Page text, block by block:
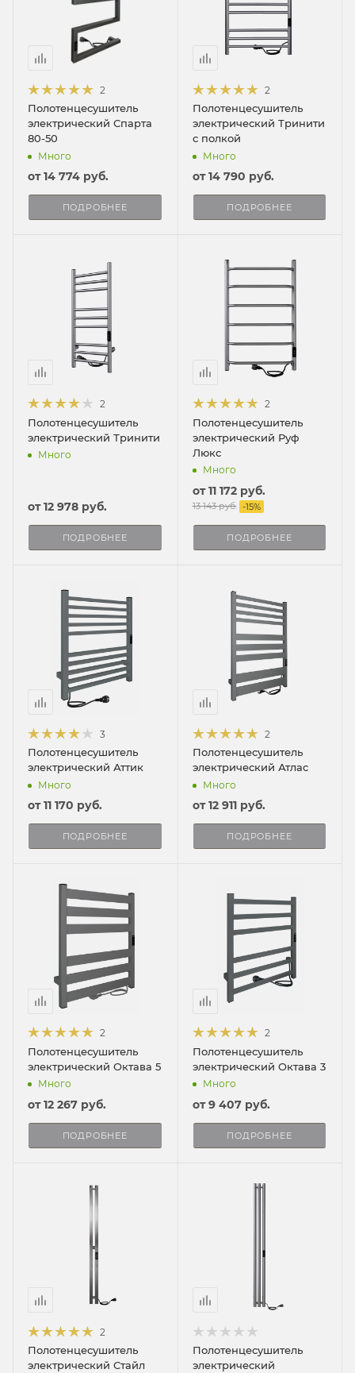
2
Полотенцесушитель
электрический Спарта
80-50
Много
от14 774 руб.
ПОДРОБНЕЕ
2
Полотенцесушитель
электрический Тринити
с полкой
Много
от14 790 руб.
ПОДРОБНЕЕ
2
Полотенцесушитель
электрический Тринити
Много
от12 978 руб.
ПОДРОБНЕЕ
2
Полотенцесушитель
электрический Руф
Люкс
Много
от11 172 руб.
13 143 руб. -15%
ПОДРОБНЕЕ
3
Полотенцесушитель
электрический Аттик
Много
от11 170 руб.
ПОДРОБНЕЕ
2
Полотенцесушитель
электрический Атлас
Много
от12 911 руб.
ПОДРОБНЕЕ
2
Полотенцесушитель
электрический Октава 5
Много
от12 267 руб.
ПОДРОБНЕЕ
2
Полотенцесушитель
электрический Октава 3
Много
от9 407 руб.
ПОДРОБНЕЕ
2
Полотенцесушитель
электрический Стайл
Полотенцесушитель
электрический